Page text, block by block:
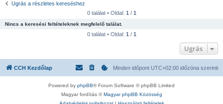
s
Ugrás a részletes kereséshez
0 találat • Oldal: 1 / 1
Nincs a keresési feltételeknek megfelelő találat.
0 találat • Oldal: 1 / 1
Ugrás
CCH Kezdőlap Minden időpont UTC+02:00 időzóna szerinti
Powered by phpBB® Forum Software © phpBB Limited
Magyar fordítás ©Magyar phpBB Közösség